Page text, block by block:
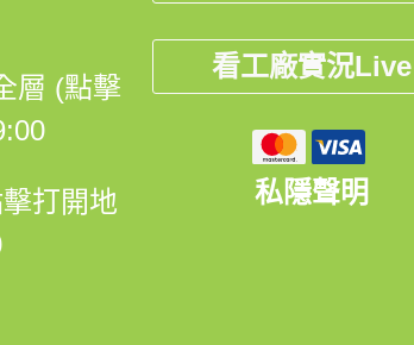
層 (點擊
打開地
看工廠實況Live
私隱聲明